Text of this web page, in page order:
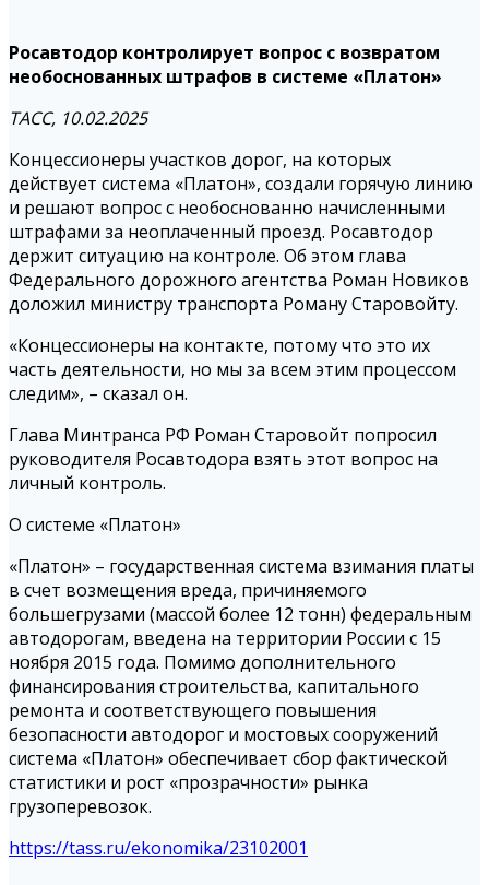
Росавтодор контролирует вопрос с возвратом
необоснованных штрафов в системе «Платон»
ТАСС, 10.02.2025
Концессионеры участков дорог, на которых
действует система «Платон», создали горячую линию
и решают вопрос с необоснованно начисленными
штрафами за неоплаченный проезд. Росавтодор
держит ситуацию на контроле. Об этом глава
Федерального дорожного агентства Роман Новиков
доложил министру транспорта Роману Старовойту.
«Концессионеры на контакте, потому что это их
часть деятельности, но мы за всем этим процессом
следим», – сказал он.
Глава Минтранса РФ Роман Старовойт попросил
руководителя Росавтодора взять этот вопрос на
личный контроль.
О системе «Платон»
«Платон» – государственная система взимания платы
в счет возмещения вреда, причиняемого
большегрузами (массой более 12 тонн) федеральным
автодорогам, введена на территории России с 15
ноября 2015 года. Помимо дополнительного
финансирования строительства, капитального
ремонта и соответствующего повышения
безопасности автодорог и мостовых сооружений
система «Платон» обеспечивает сбор фактической
статистики и рост «прозрачности» рынка
грузоперевозок.
https://tass.ru/ekonomika/23102001